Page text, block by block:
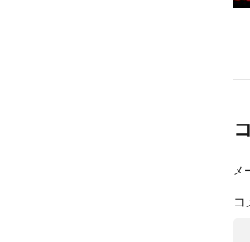
メ
コ